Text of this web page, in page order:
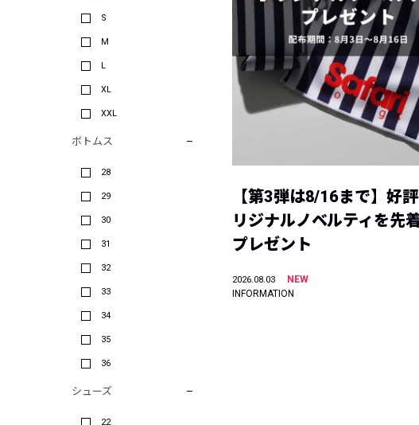
S
M
L
XL
XXL
ボトムス
28
29
30
31
32
33
34
35
36
シューズ
22
【第3弾は8/16まで】好
リジナルノベルティを先
プレゼント
2026.08.03
NEW
INFORMATION